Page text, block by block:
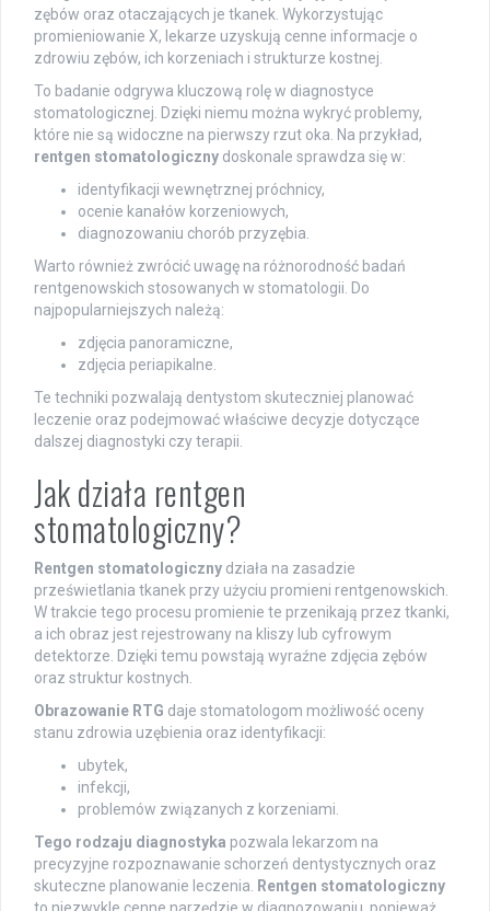
zębów oraz otaczających je tkanek. Wykorzystując
promieniowanie X, lekarze uzyskują cenne informacje o
zdrowiu zębów, ich korzeniach i strukturze kostnej.
To badanie odgrywa kluczową rolę w diagnostyce
stomatologicznej. Dzięki niemu można wykryć problemy,
które nie są widoczne na pierwszy rzut oka. Na przykład,
rentgen stomatologiczny doskonale sprawdza się w:
identyfikacji wewnętrznej próchnicy,
ocenie kanałów korzeniowych,
diagnozowaniu chorób przyzębia.
Warto również zwrócić uwagę na różnorodność badań
rentgenowskich stosowanych w stomatologii. Do
najpopularniejszych należą:
zdjęcia panoramiczne,
zdjęcia periapikalne.
Te techniki pozwalają dentystom skuteczniej planować
leczenie oraz podejmować właściwe decyzje dotyczące
dalszej diagnostyki czy terapii.
Jak działa rentgen
stomatologiczny?
Rentgen stomatologiczny działa na zasadzie
prześwietlania tkanek przy użyciu promieni rentgenowskich.
W trakcie tego procesu promienie te przenikają przez tkanki,
a ich obraz jest rejestrowany na kliszy lub cyfrowym
detektorze. Dzięki temu powstają wyraźne zdjęcia zębów
oraz struktur kostnych.
Obrazowanie RTG daje stomatologom możliwość oceny
stanu zdrowia uzębienia oraz identyfikacji:
ubytek,
infekcji,
problemów związanych z korzeniami.
Tego rodzaju diagnostyka pozwala lekarzom na
precyzyjne rozpoznawanie schorzeń dentystycznych oraz
skuteczne planowanie leczenia. Rentgen stomatologiczny